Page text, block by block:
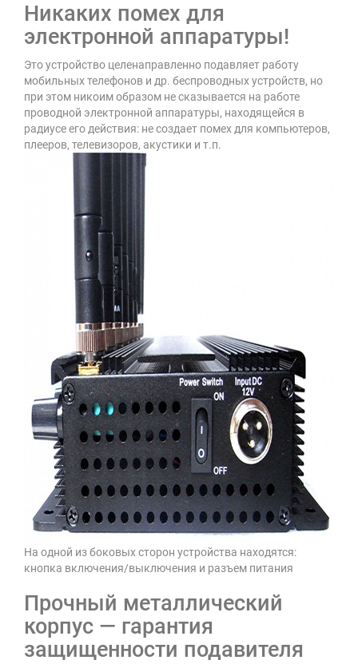
Никаких помех для
электронной аппаратуры!
Это устройство целенаправленно подавляет работу
мобильных телефонов и др. беспроводных устройств, но
при этом никоим образом не сказывается на работе
проводной электронной аппаратуры, находящейся в
радиусе его действия: не создает помех для компьютеров,
плееров, телевизоров, акустики и т.п.
На одной из боковых сторон устройства находятся:
кнопка включения/выключения и разъем питания
Прочный металлический
корпус — гарантия
защищенности подавителя